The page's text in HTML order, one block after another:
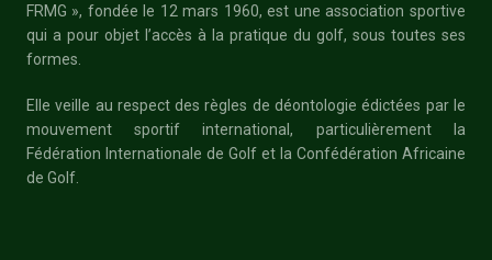
FRMG », fondée le 12 mars 1960, est une association sportive
qui a pour objet l’accès à la pratique du golf, sous toutes ses
formes.
Elle veille au respect des règles de déontologie édictées par le
mouvement sportif international, particulièrement la
Fédération Internationale de Golf et la Confédération Africaine
de Golf.